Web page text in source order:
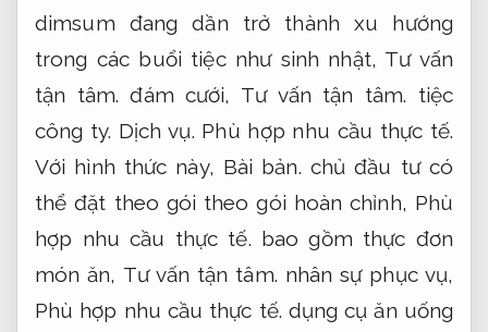
dimsum đang dần trở thành xu hướng
trong các buổi tiệc như sinh nhật, Tư vấn
tận tâm. đám cưới, Tư vấn tận tâm. tiệc
công ty. Dịch vụ. Phù hợp nhu cầu thực tế.
Với hình thức này, Bài bản. chủ đầu tư có
thể đặt theo gói theo gói hoàn chỉnh, Phù
hợp nhu cầu thực tế. bao gồm thực đơn
món ăn, Tư vấn tận tâm. nhân sự phục vụ,
Phù hợp nhu cầu thực tế. dụng cụ ăn uống